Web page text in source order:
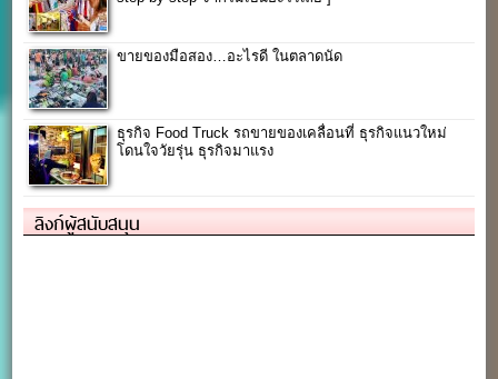
ขายของมือสอง…อะไรดี ในตลาดนัด
ธุรกิจ Food Truck รถขายของเคลื่อนที่ ธุรกิจแนวใหม่
โดนใจวัยรุ่น ธุรกิจมาแรง
ลิงก์ผู้สนับสนุน